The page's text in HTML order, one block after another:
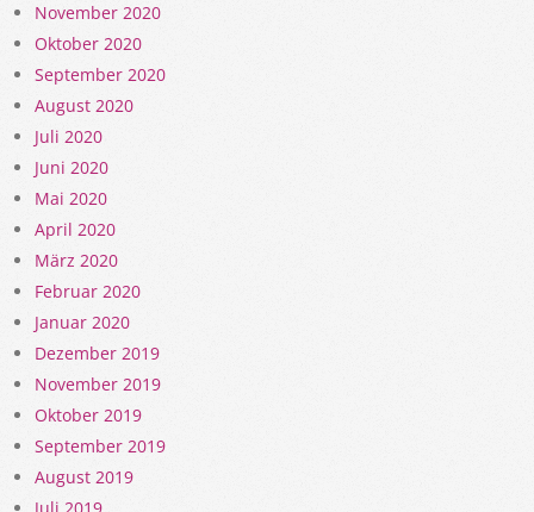
November 2020
Oktober 2020
September 2020
August 2020
Juli 2020
Juni 2020
Mai 2020
April 2020
März 2020
Februar 2020
Januar 2020
Dezember 2019
November 2019
Oktober 2019
September 2019
August 2019